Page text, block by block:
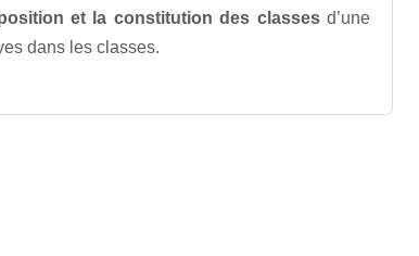
et la constitution des classesd’une
dans les classes.